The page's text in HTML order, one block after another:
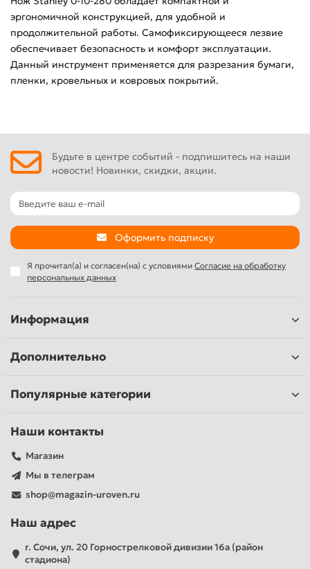
эргономичной конструкцией, для удобной и
продолжительной работы. Самофиксирующееся лезвие
обеспечивает безопасность и комфорт эксплуатации.
Данный инструмент применяется для разрезания бумаги,
пленки, кровельных и ковровых покрытий.
Будьте в центре событий - подпишитесь на наши
новости! Новинки, скидки, акции.
Оформить подписку
Я прочитал(а) и согласен(на) с условиями Согласие на обработку
персональных данных
Информация
Дополнительно
Популярные категории
Наши контакты
Магазин
Мы в телеграм
shop@magazin-uroven.ru
Наш адрес
г. Сочи, ул. 20 Горнострелковой дивизии 16а (район
стадиона)